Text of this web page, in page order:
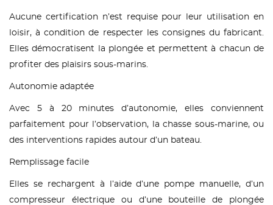
Aucune certification n’est requise pour leur utilisation en
loisir, à condition de respecter les consignes du fabricant.
Elles démocratisent la plongée et permettent à chacun de
profiter des plaisirs sous-marins.
Autonomie adaptée
Avec 5 à 20 minutes d’autonomie, elles conviennent
parfaitement pour l’observation, la chasse sous-marine, ou
des interventions rapides autour d’un bateau.
Remplissage facile
Elles se rechargent à l’aide d’une pompe manuelle, d’un
compresseur électrique ou d’une bouteille de plongée